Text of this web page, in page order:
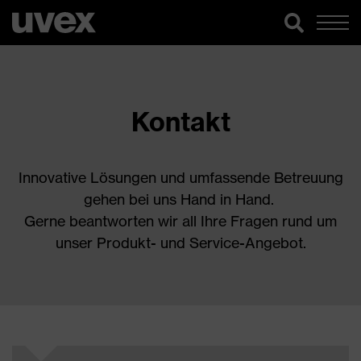
Kontakt
Innovative Lösungen und umfassende Betreuung
gehen bei uns Hand in Hand.
Gerne beantworten wir all Ihre Fragen rund um
unser Produkt- und Service-Angebot.